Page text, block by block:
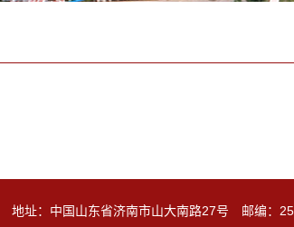
址：中国山东省济南市山大南路27号 邮编：